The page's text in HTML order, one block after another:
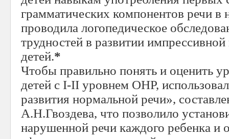
грамматических компонентов речи в
проводила логопедическое
трудностей в развитии
детей.*
Чтобы правильно понять и оценить
детей с I-II уровнем ОНР,
развития нормальной речи»,
А.Н.Гвоздева, что позволило
нарушенной речи каждого ребенка и